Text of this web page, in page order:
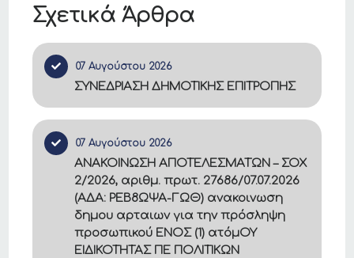
Σχετικά Άρθρα
07 Αυγούστου 2026
ΣΥΝΕΔΡΙΑΣΗ ΔΗΜΟΤΙΚΗΣ ΕΠΙΤΡΟΠΗΣ
07 Αυγούστου 2026
ΑΝΑΚΟΙΝΩΣΗ ΑΠΟΤΕΛΕΣΜΑΤΩΝ – ΣΟΧ
2/2026, αριθμ. πρωτ. 27686/07.07.2026
(ΑΔΑ: ΡΕΒ8ΩΨΑ-ΓΩΘ) ανακοινωση
δημου αρταιων για την πρόσληψη
προσωπικού ΕΝΟΣ (1) ατόμΟΥ
ΕΙΔΙΚΟΤΗΤΑΣ ΠΕ ΠΟΛΙΤΙΚΩΝ